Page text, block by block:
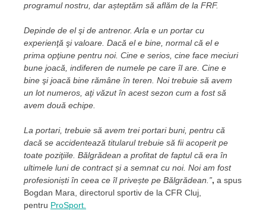
programul nostru, dar așteptăm să aflăm de la FRF.
Depinde de el şi de antrenor. Arla e un portar cu
experienţă şi valoare. Dacă el e bine, normal că el e
prima opţiune pentru noi. Cine e serios, cine face meciuri
bune joacă, indiferen de numele pe care îl are. Cine e
bine şi joacă bine rămâne în teren. Noi trebuie să avem
un lot numeros, aţi văzut în acest sezon cum a fost să
avem două echipe.
La portari, trebuie să avem trei portari buni, pentru că
dacă se accidentează titularul trebuie să fii acoperit pe
toate poziţiile. Bălgrădean a profitat de faptul că era în
ultimele luni de contract și a semnat cu noi. Noi am fost
profesioniști în ceea ce îl privește pe Bălgrădean.”, a spus
Bogdan Mara, directorul sportiv de la CFR Cluj,
pentru ProSport.